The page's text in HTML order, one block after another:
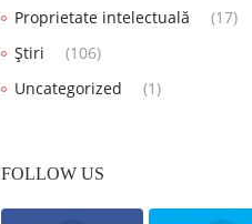
Proprietate intelectuală
(17)
Știri
(106)
Uncategorized
(1)
FOLLOW US